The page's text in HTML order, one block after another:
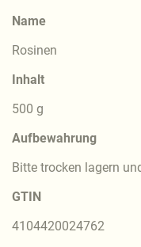
Name
Rosinen
Inhalt
500 g
Aufbewahrung
Bitte trocken lagern
GTIN
4104420024762